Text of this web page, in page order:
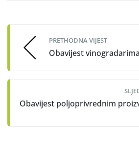
navigation
PRETHODNA VIJEST
Obavijest vinogradarima
Obavijest poljoprivrednim